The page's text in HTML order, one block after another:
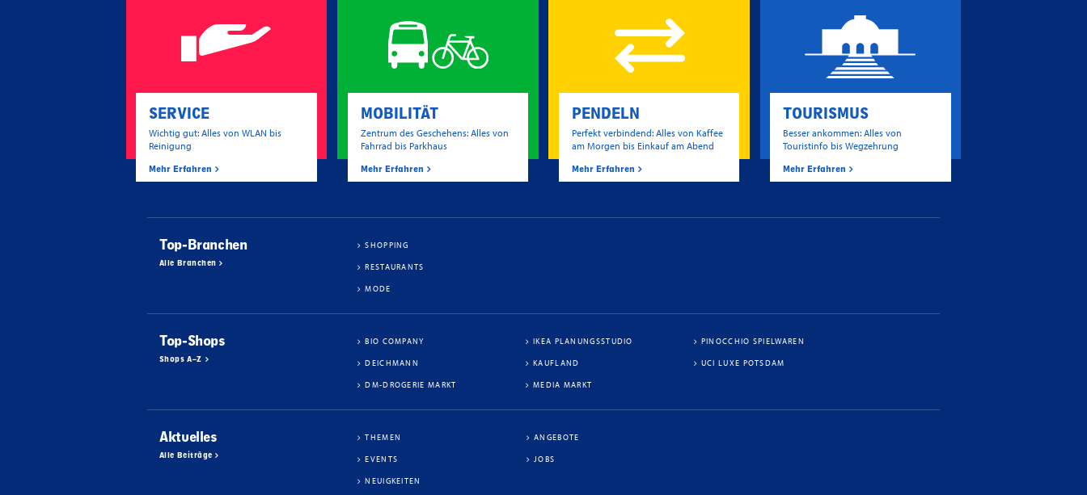
SERVICE
Wichtig gut: Alles von WLAN bis
Reinigung
Mehr Erfahren
MOBILITÄT
Zentrum des Geschehens: Alles von
Fahrrad bis Parkhaus
Mehr Erfahren
PENDELN
Perfekt verbindend: Alles von Kaffee
am Morgen bis Einkauf am Abend
Mehr Erfahren
TOURISMUS
Besser ankommen: Alles von
Touristinfo bis Wegzehrung
Mehr Erfahren
Top-Branchen
Alle Branchen
SHOPPING
RESTAURANTS
MODE
Top-Shops
Shops A–Z
BIO COMPANY
DEICHMANN
DM-DROGERIE MARKT
IKEA PLANUNGSSTUDIO
KAUFLAND
MEDIA MARKT
PINOCCHIO SPIELWAREN
UCI LUXE POTSDAM
Aktuelles
Alle Beiträge
THEMEN
EVENTS
NEUIGKEITEN
ANGEBOTE
JOBS